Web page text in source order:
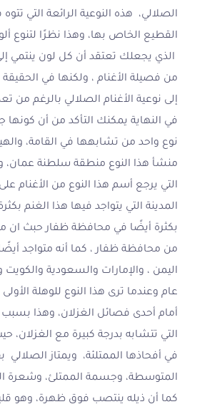
الصلالي، هذه النوعية الرائعة التي تتوه
القطيع الخاص بها، وهذا نظرًا لتنوع
الذي يجعلك تعتقد أن كل لون ينتمي
من فصيلة الأغنام ، ولكنها في
إلى نوعية الأغنام الصلالي بالرغم من
في النهاية يمكنك التأكد من أن كونها
نوع واحد من تشابهها في القامة،
منشأ هذا النوع منطقة سلطنة عمان،
التي يرجع أسم هذا النوع من الأغنام
المدينة التي يتواجد فيها هذا الغنم
بكثرة أيضًا في محافظة ظفار حبث ان
من محافظة ظفار ، كما أنه متواجد
اليمن ، والإمارات والسعودية
عام وعندما ترى هذا النوع للوهلة
أمام أحدى فصائل الغزلان، وهذا بسبب
التي تتشابه بدرجة كبيرة مع الغزلان،
في أفحاذها الممتلئة، ويمتاز الصلالي
المتوسطة، وجسمة الممتلئ، وشعرة
كما أن ذيله ينتصب فوق ظهرة، وهو